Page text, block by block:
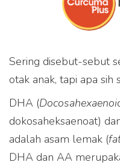
Sering disebut-sebut
otak anak, tapi apa
DHA (
dokosaheksaenoat)
adalah asam lemak (
DHA dan AA